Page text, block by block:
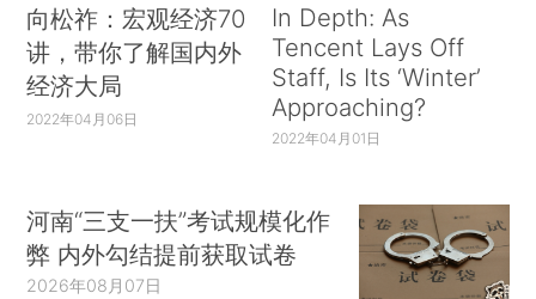
向松祚：宏观经济70
讲，带你了解国内外
经济大局
2022年04月06日
In Depth: As
Tencent Lays Off
Staff, Is Its ‘Winter’
Approaching?
2022年04月01日
河南“三支一扶”考试规模化作
弊 内外勾结提前获取试卷
2026年08月07日